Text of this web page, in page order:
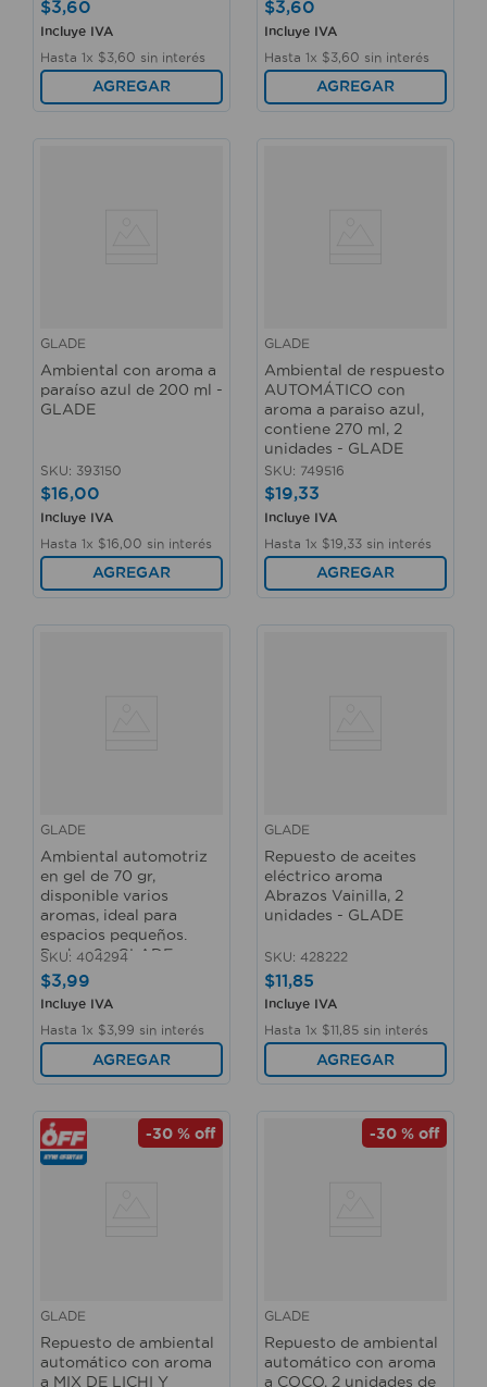
$3,60
Incluye IVA
Hasta 1x $3 60 sin interés
AGREGAR
$3,60
Incluye IVA
Hasta 1x $3 60 sin interés
AGREGAR
GLADE
Ambiental con aroma a
paraíso azul de 200 ml -
GLADE
SKU: 393150
$16,00
Incluye IVA
Hasta 1x $16 00 sin interés
AGREGAR
GLADE
Ambiental de respuesto
AUTOMÁTICO con
aroma a paraiso azul,
contiene 270 ml, 2
unidades - GLADE
SKU: 749516
$19,33
Incluye IVA
Hasta 1x $19 33 sin interés
AGREGAR
GLADE
Ambiental automotriz
en gel de 70 gr,
disponible varios
aromas, ideal para
espacios pequeños.
Pack x 2 - GLADE
SKU: 404294
$3,99
Incluye IVA
Hasta 1x $3 99 sin interés
AGREGAR
GLADE
Repuesto de aceites
eléctrico aroma
Abrazos Vainilla, 2
unidades - GLADE
SKU: 428222
$11,85
Incluye IVA
Hasta 1x $11 85 sin interés
AGREGAR
-30 % off
GLADE
Repuesto de ambiental
automático con aroma
a MIX DE LICHI Y
-30 % off
GLADE
Repuesto de ambiental
automático con aroma
a COCO, 2 unidades de